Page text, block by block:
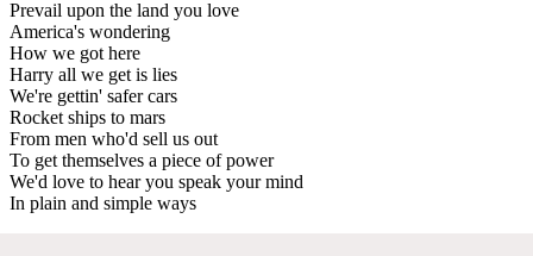
Prevail upon the land you love
America's wondering
How we got here
Harry all we get is lies
We're gettin' safer cars
Rocket ships to mars
From men who'd sell us out
To get themselves a piece of power
We'd love to hear you speak your mind
In plain and simple ways